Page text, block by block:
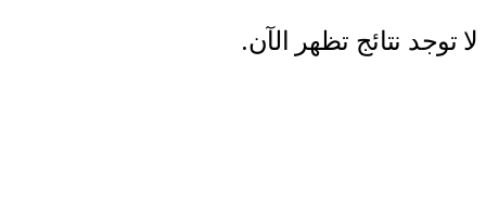
توجد نتائج تظهر الآن.